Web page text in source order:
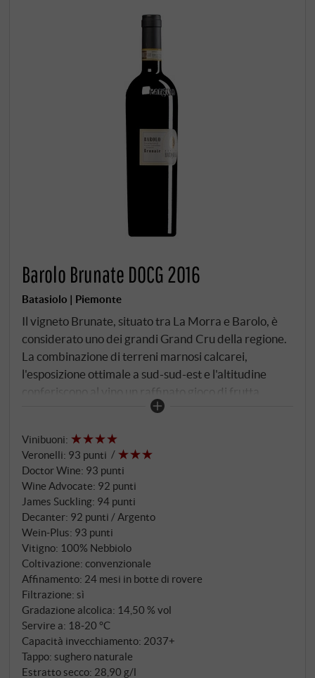
Barolo Brunate DOCG 2016
Batasiolo | Piemonte
Il vigneto Brunate, situato tra La Morra e Barolo, è
considerato uno dei grandi Grand Cru della regione.
La combinazione di terreni marnosi calcarei,
l'esposizione ottimale a sud-sud-est e l'altitudine
conferiscono al vino un raffinato gioco di frutta
matura, profondità speziata e struttura tannica
armonia nella regione del Barolo: una primavera
fresca, settimane estive equilibrate e un autunno
lungo e dorato hanno creato condizioni in cui il
Nebbiolo ha potuto maturare lentamente. Il risultato
sono vini di precisione, profondità e longevità.
Vinibuoni:
Veronelli: 93 punti
Doctor Wine: 93 punti
Wine Advocate: 92 punti
James Suckling: 94 punti
Decanter: 92 punti / Argento
Wein-Plus: 93 punti
Vitigno: 100% Nebbiolo
Coltivazione: convenzionale
Affinamento: 24 mesi in botte di rovere
Filtrazione: sì
Gradazione alcolica: 14,50 % vol
Servire a: 18‑20 °C
Capacità invecchiamento: 2037+
Tappo: sughero naturale
Estratto secco: 28,90 g/l